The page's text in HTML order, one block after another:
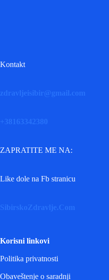
Kontakt
zdravljeisibir@gmail.com
+38163342380
ZAPRATITE ME NA:
Like dole na Fb stranicu
SibirskoZdravlje.Com
Korisni linkovi
Politika privatnosti
Obaveštenje o saradnji